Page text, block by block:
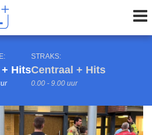
Hits
STRAKS:
Centraal + Hits
0.00 - 9.00 uur